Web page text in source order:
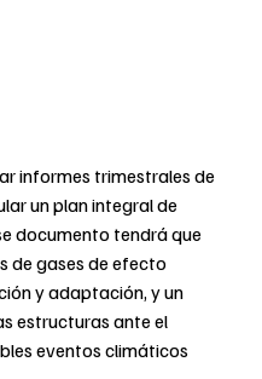
informes trimestrales de
un plan integral de
documento tendrá que
de gases de efecto
y adaptación, y un
estructuras ante el
eventos climáticos